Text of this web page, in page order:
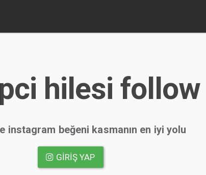
hilesi follow
instagram beğeni kasmanın en iyi yolu
GIRIŞ YAP